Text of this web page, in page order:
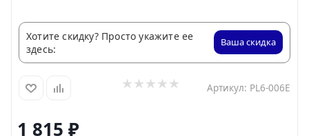
Хотите скидку? Просто укажите ее
здесь:
Ваша скидка
Артикул: PL6-006E
1 815 ₽